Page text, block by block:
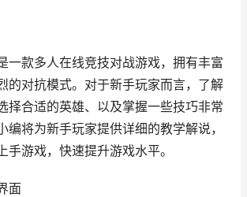
一款多人在线竞技对战游戏，拥有丰富
的对抗模式。对于新手玩家而言，了解
择合适的英雄、以及掌握一些技巧非常
编将为新手玩家提供详细的教学解说，
手游戏，快速提升游戏水平。
面